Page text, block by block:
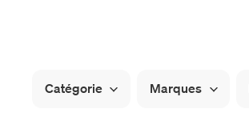
Catégorie Marques